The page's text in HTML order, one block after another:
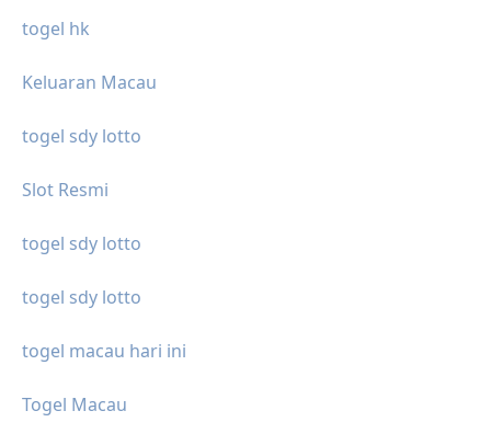
togel hk
Keluaran Macau
togel sdy lotto
Slot Resmi
togel sdy lotto
togel sdy lotto
togel macau hari ini
Togel Macau